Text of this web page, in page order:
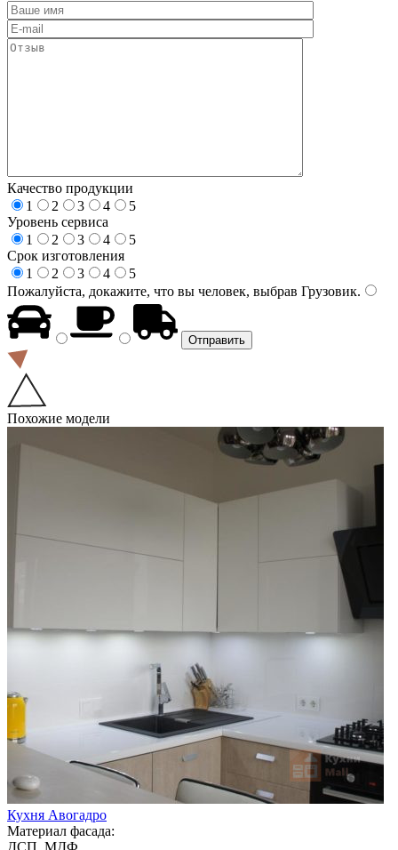
Качество продукции
1
2 3 4
5
Уровень сервиса
1
2 3 4
5
Срок изготовления
1
2 3 4
5
Пожалуйста, докажите, что вы человек, выбрав Грузовик.
Похожие модели
Кухня Авогадро
Материал фасада:
ДСП, МДФ